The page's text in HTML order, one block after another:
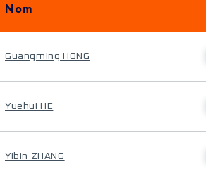
Nom
Guangming HONG
Yuehui HE
Yibin ZHANG